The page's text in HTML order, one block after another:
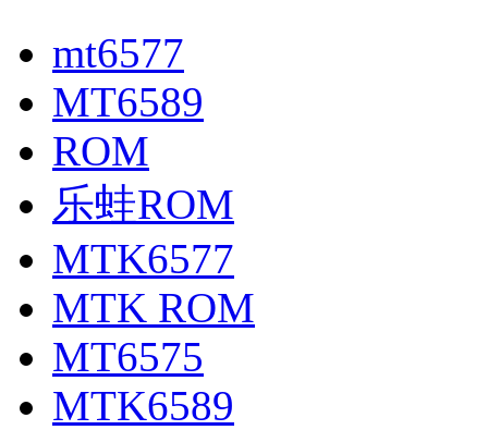
mt6577
MT6589
ROM
乐蛙ROM
MTK6577
MTK ROM
MT6575
MTK6589